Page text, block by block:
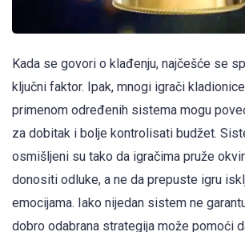
Kada se govori o klađenju, najčešće se
ključni faktor. Ipak, mnogi igrači
primenom određenih sistema mogu
za dobitak i bolje kontrolisati budžet.
osmišljeni su tako da igračima pruže
donositi odluke, a ne da prepuste igru
emocijama. Iako nijedan sistem ne
dobro odabrana strategija može pomoći